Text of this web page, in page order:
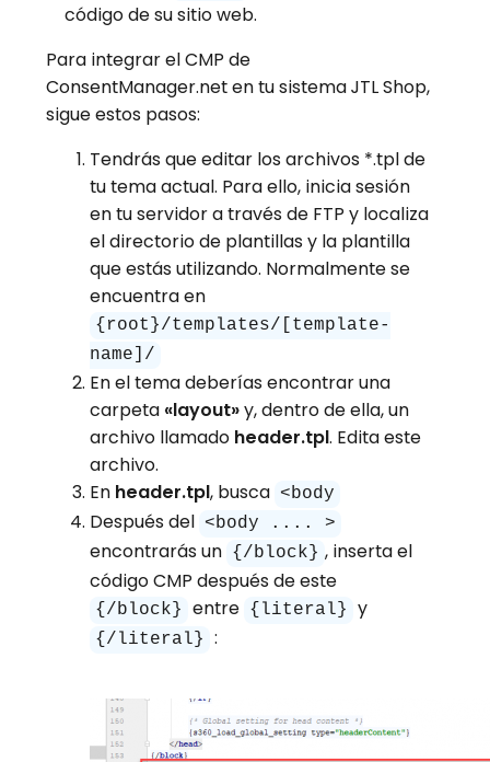
código de su sitio web.
Para integrar el CMP de
ConsentManager.net en tu sistema JTL Shop,
sigue estos pasos:
Tendrás que editar los archivos *.tpl de
tu tema actual. Para ello, inicia sesión
en tu servidor a través de FTP y localiza
el directorio de plantillas y la plantilla
que estás utilizando. Normalmente se
encuentra en
{root}/templates/[template-
name]/
En el tema deberías encontrar una
carpeta «layout»y, dentro de ella, un
archivo llamado header.tpl. Edita este
archivo.
En header.tpl, busca <body
Después del <body .... >
encontrarás un {/block} , inserta el
código CMP después de este
{/block} entre {literal} y
{/literal} :